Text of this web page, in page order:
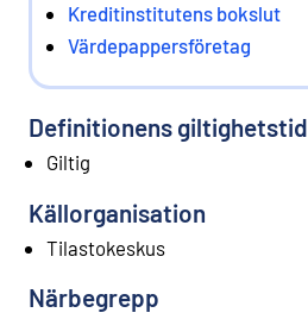
Kreditinstitutens bokslut
Värdepappersföretag
Definitionens giltighetstid
Giltig
Källorganisation
Tilastokeskus
Närbegrepp